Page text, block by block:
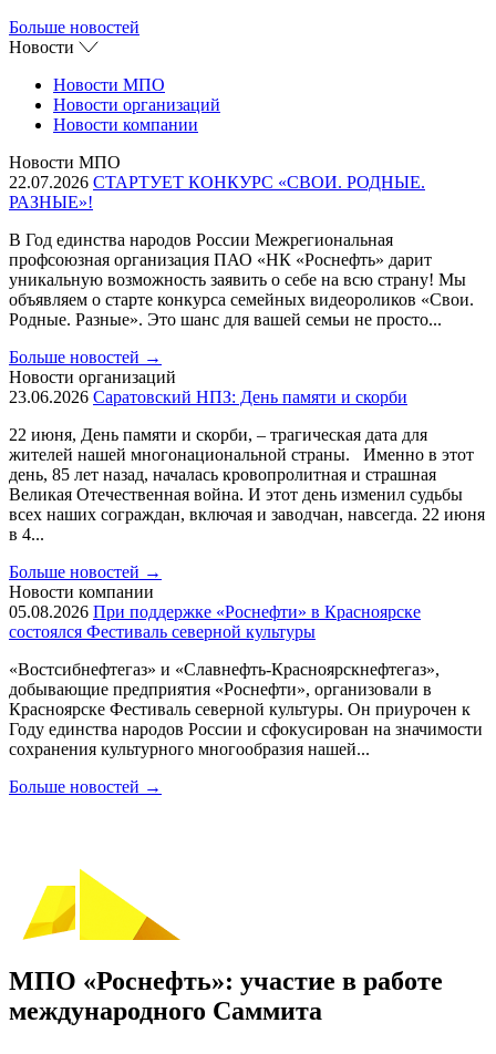
Больше новостей
Новости
Новости МПО
Новости организаций
Новости компании
Новости МПО
22.07.2026 СТАРТУЕТ КОНКУРС «СВОИ. РОДНЫЕ.
РАЗНЫЕ»!
В Год единства народов России Межрегиональная
профсоюзная организация ПАО «НК «Роснефть» дарит
уникальную возможность заявить о себе на всю страну! Мы
объявляем о старте конкурса семейных видеороликов «Свои.
Родные. Разные». Это шанс для вашей семьи не просто...
Больше новостей →
Новости организаций
23.06.2026 Саратовский НПЗ: День памяти и скорби
22 июня, День памяти и скорби, – трагическая дата для
жителей нашей многонациональной страны. Именно в этот
день, 85 лет назад, началась кровопролитная и страшная
Великая Отечественная война. И этот день изменил судьбы
всех наших сограждан, включая и заводчан, навсегда. 22 июня
в 4...
Больше новостей →
Новости компании
05.08.2026 При поддержке «Роснефти» в Красноярске
состоялся Фестиваль северной культуры
«Востсибнефтегаз» и «Славнефть-Красноярскнефтегаз»,
добывающие предприятия «Роснефти», организовали в
Красноярске Фестиваль северной культуры. Он приурочен к
Году единства народов России и сфокусирован на значимости
сохранения культурного многообразия нашей...
Больше новостей →
МПО «Роснефть»: участие в работе
международного Саммита